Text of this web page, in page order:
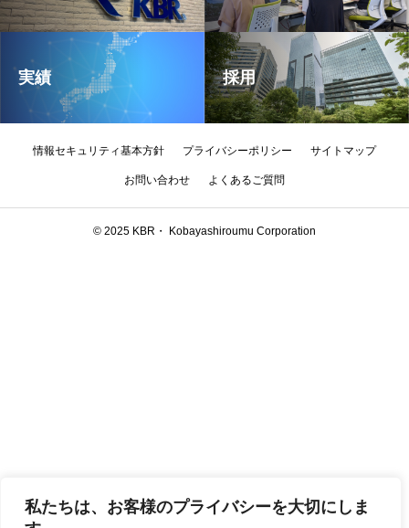
私たちは、お客様のプライバシーを大切にしま
実績 採用
情報セキュリティ基本方針 プライバシーポリシー サイトマップ
お問い合わせ よくあるご質問
©︎ 2025 KBR・ Kobayashiroumu Corporation